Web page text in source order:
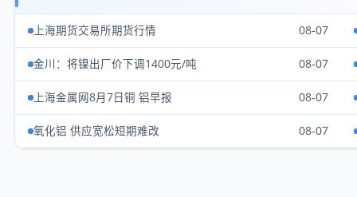
上海期货交易所期货行情 08-07
金川：将镍出厂价下调1400元/吨 08-07
上海金属网8月7日铜 铝早报 08-07
氧化铝 供应宽松短期难改 08-07